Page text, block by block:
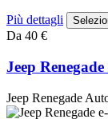
Più dettagli
Da 40 €
Jeep
Jeep Renegade